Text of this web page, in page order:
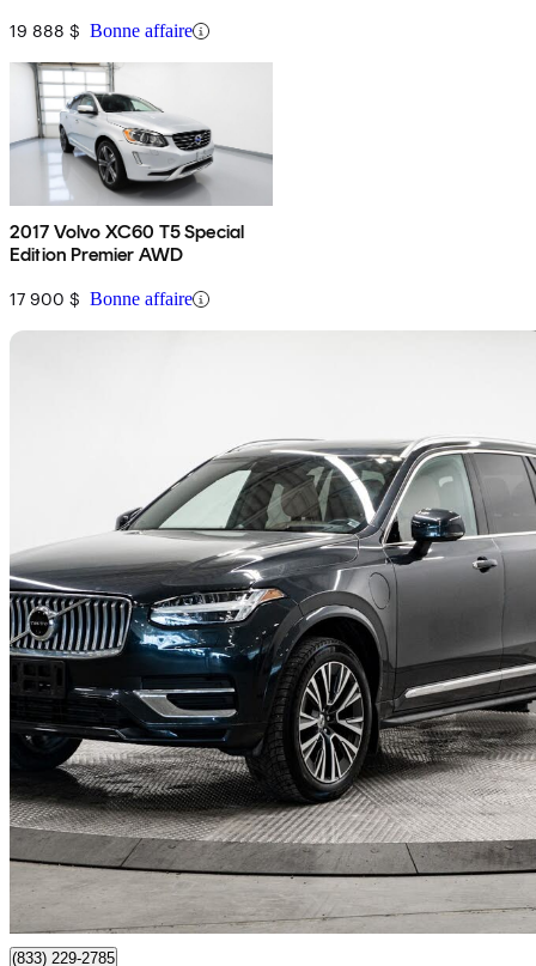
19 888 $ Bonne affaire
2017 Volvo XC60 T5 Special
Edition Premier AWD
17 900 $ Bonne affaire
2022 Volvo XC90
Recharge Inscription 7-Passenger eAWD51 811 km
47 998 $ Affaire
842 $/mois env.
Edmonton, AB
(833) 229-2785